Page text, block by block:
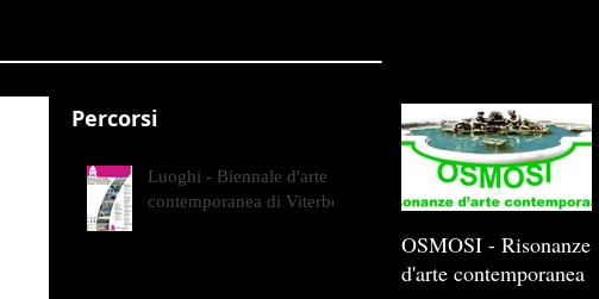
Percorsi
Luoghi - Biennale d'arte
contemporanea di Viterbo
OSMOSI - Risonanze
d'arte contemporanea